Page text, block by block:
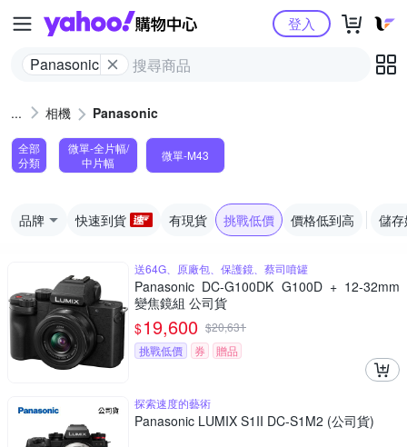
Yahoo購物中心
Panasonic
登入
相機 Panasonic
全部
分類
微單-全片幅/
中片幅
微單-M43
品牌 快速到貨 有現貨 挑戰低價 價格低到高 儲
送64G、原廠包、保護鏡、蔡司噴罐
Panasonic DC-G100DK G100D + 12-32mm
變焦鏡組 公司貨
$19,600 $20,631
挑戰低價
券 贈品
探索速度的藝術
Panasonic LUMIX S1II DC-S1M2 (公司貨)